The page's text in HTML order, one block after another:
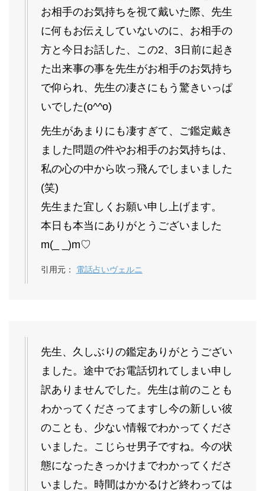
お相手のお気持ちを視て戴いた際、先生
に何もお伝えしていないのに、お相手の
方と今日お話した、この2、3日前に起き
た出来事の事を先生がお相手のお気持ち
で仰られ、先生の凄さにもう驚きいっぱ
いでした(o^^o)
先生があまりにも凄すぎて、ご鑑定戴き
ました問題の件やお相手のお気持ちは、
私の心の中から吹っ飛んでしまいました
(笑)
先生また宜しくお願い申し上げます。
本日も本当にありがとうございました
m(_ _)m♡
引用元： 電話占いヴェルニ
先生、久しぶりの鑑定ありがとうござい
ました。途中でお電話切れてしまい申し
訳ありませんでした。先生は前のことも
わかってくださってますし今の新しい彼
のことも、少ない情報でわかってくださ
いました。こじらせ男子ですね。今の状
態になったきっかけまでわかってくださ
いました。時間はかかるけど終わっては